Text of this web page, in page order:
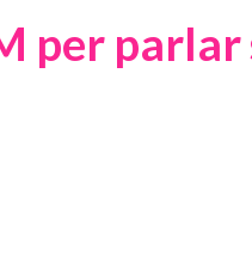
per